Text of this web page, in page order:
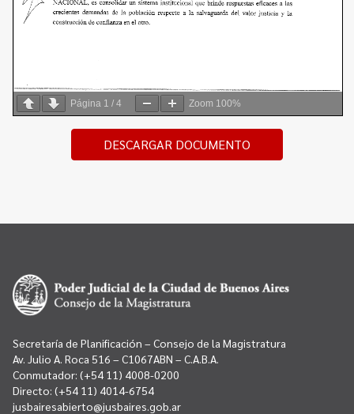
Página 1 / 4 Zoom 100%
DESCARGAR DOCUMENTO
Secretaría de Planificación – Consejo de la Magistratura
Av. Julio A. Roca 516 – C1067ABN – C.A.B.A.
Conmutador: (+54 11) 4008-0200
Directo: (+54 11) 4014-6754
jusbairesabierto@jusbaires.gob.ar